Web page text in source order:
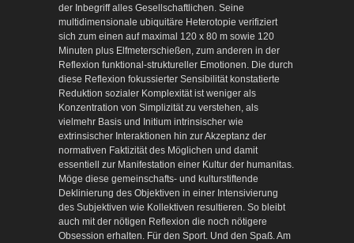
der Inbegriff alles Gesellschaftlichen. Seine
multidimensionale ubiquitäre Heterotopie verifiziert
sich zum einen auf maximal 120 x 80 m sowie 120
Minuten plus Elfmeterschießen, zum anderen in der
Reflexion funktional-struktureller Emotionen. Die durch
diese Reflexion fokussierter Sensibilität konstatierte
Reduktion sozialer Komplexität ist weniger als
Konzentration von Simplizität zu verstehen, als
vielmehr Basis und Initium intrinsischer wie
extrinsischer Interaktionen hin zur Akzeptanz der
normativen Faktizität des Möglichen und damit
essentiell zur Manifestation einer Kultur der humanitas.
Möge diese gemeinschafts- und kulturstiftende
Deklinierung des Objektiven in einer Intensivierung
des Subjektiven wie Kollektiven resultieren. So bleibt
auch mit der nötigen Reflexion die noch nötigere
Obsession erhalten. Für den Sport. Und den Spaß. Am